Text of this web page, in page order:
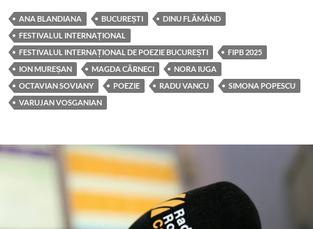
ANA BLANDIANA BUCUREȘTI
DINU FLĂMÂND
FESTIVALUL INTERNAȚIONAL
FESTIVALUL INTERNAȚIONAL DE POEZIE BUCUREȘTI
FIPB 2025
ION MUREȘAN
MAGDA CÂRNECI
NORA IUGA
OCTAVIAN SOVIANY
POEZIE RADU VANCU
SIMONA POPESCU
VARUJAN VOSGANIAN